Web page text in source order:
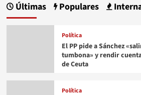
Últimas Populares
Política
El PP pide a Sánchez
tumbona» y rendir
de Ceuta
Política